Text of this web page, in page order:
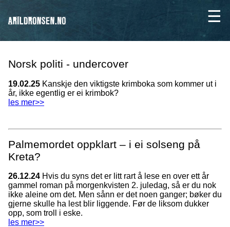
Norsk politi - undercover
19.02.25 Kanskje den viktigste krimboka som kommer ut i
år, ikke egentlig er ei krimbok?
les mer>>
Palmemordet oppklart – i ei solseng på
Kreta?
26.12.24 Hvis du syns det er litt rart å lese en over ett år
gammel roman på morgenkvisten 2. juledag, så er du nok
ikke aleine om det. Men sånn er det noen ganger; bøker du
gjerne skulle ha lest blir liggende. Før de liksom dukker
opp, som troll i eske.
les mer>>